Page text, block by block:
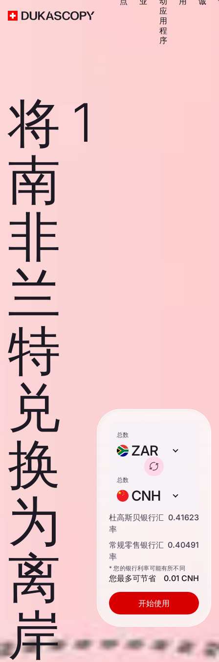
应
用
程
序
将 1
南
非
兰
特
兑
换
为
离
岸
总数
ZAR
总数
CNH
杜高斯贝银行汇
率
0.41623
常规零售银行汇
率
0.40491
* 您的银行利率可能有所不同
您最多可节省 0.01 CNH
开始使用